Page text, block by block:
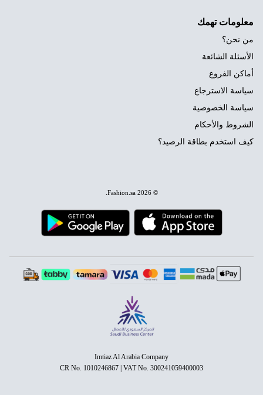
معلومات تهمك
من نحن؟
الأسئلة الشائعة
أماكن الفروع
سياسة الاسترجاع
سياسة الخصوصية
الشروط والأحكام
كيف استخدم بطاقة الرصيد؟
© 2026
Fashion.sa
Imtiaz Al Arabia Company
CR No. 1010246867 | VAT No. 300241059400003